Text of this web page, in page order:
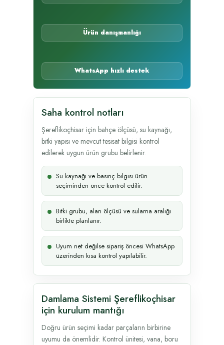
Ürün danışmanlığı
WhatsApp hızlı destek
Saha kontrol notları
Şereflikoçhisar için bahçe ölçüsü, su kaynağı,
bitki yapısı ve mevcut tesisat bilgisi kontrol
edilerek uygun ürün grubu belirlenir.
Su kaynağı ve basınç bilgisi ürün
seçiminden önce kontrol edilir.
Bitki grubu, alan ölçüsü ve sulama aralığı
birlikte planlanır.
Uyum net değilse sipariş öncesi WhatsApp
üzerinden kısa kontrol yapılabilir.
Damlama Sistemi Şereflikoçhisar
için kurulum mantığı
Doğru ürün seçimi kadar parçaların birbirine
uyumu da önemlidir. Kontrol ünitesi, vana, boru